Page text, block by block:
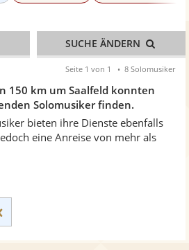
150 km um Saalfeld konnten
Solomusiker finden.
bieten ihre Dienste ebenfalls
eine Anreise von mehr als
SUCHE ÄNDERN
Seite 1 von 1 8 Solomusiker